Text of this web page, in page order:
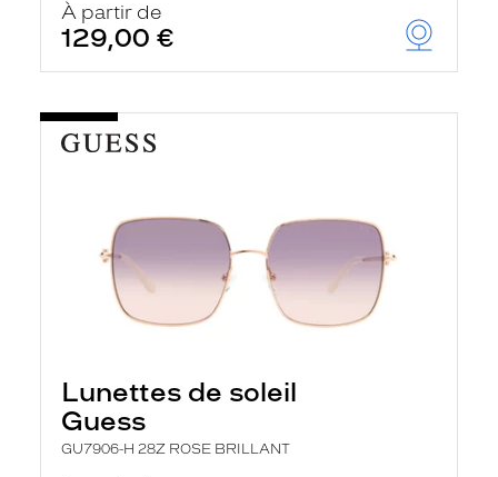
À partir de
129,00 €
Lunettes de soleil
Guess
GU7906-H 28Z ROSE BRILLANT